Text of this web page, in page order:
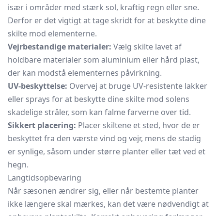
især i områder med stærk sol, kraftig regn eller sne.
Derfor er det vigtigt at tage skridt for at beskytte dine
skilte mod elementerne.
Vejrbestandige materialer: Vælg skilte lavet af
holdbare materialer som aluminium eller hård plast,
der kan modstå elementernes påvirkning.
UV-beskyttelse: Overvej at bruge UV-resistente lakker
eller sprays for at beskytte dine skilte mod solens
skadelige stråler, som kan falme farverne over tid.
Sikkert placering: Placer skiltene et sted, hvor de er
beskyttet fra den værste vind og vejr, mens de stadig
er synlige, såsom under større planter eller tæt ved et
hegn.
Langtidsopbevaring
Når sæsonen ændrer sig, eller når bestemte planter
ikke længere skal mærkes, kan det være nødvendigt at